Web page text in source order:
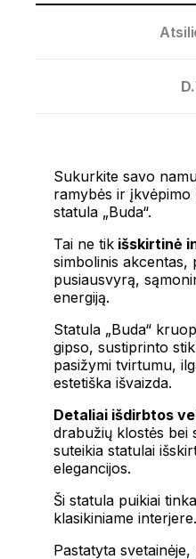
Sukurkite savo
ramybės ir
statula „Buda“.
Tai ne tikišskirtinė
simbolinis akcentas,
pusiausvyrą,
energiją.
Statula „Buda“
gipso, sustiprinto
pasižymi tvirtumu,
estetiška išvaizda.
Detaliai išdirbtos
drabužių klostės bei
suteikia statulai
elegancijos.
Ši statula puikiai
klasikiniame interjere.
Pastatyta